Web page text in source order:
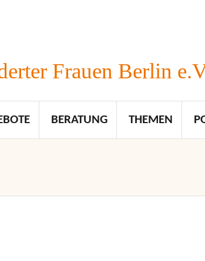
Frauen Berlin
BERATUNG THEMEN